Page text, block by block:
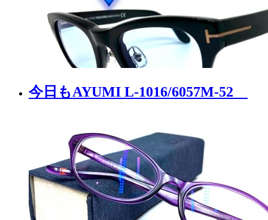
今日もAYUMI L-1016/6057M-52